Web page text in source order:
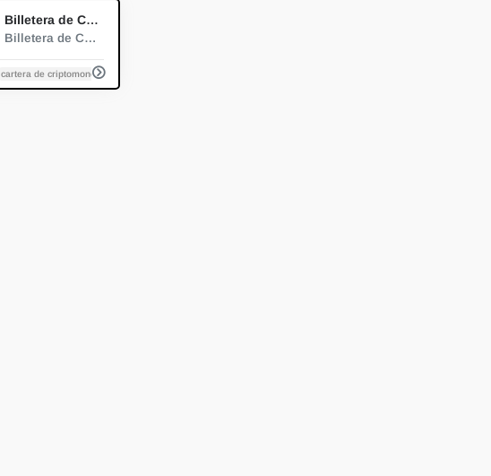
Billetera de Coinbase
Billetera de Coinbase
cartera de criptomonedas